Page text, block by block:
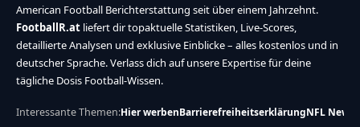
American Football Berichterstattung seit über einem Jahrzehnt.
FootballR.at liefert dir topaktuelle Statistiken, Live-Scores,
detaillierte Analysen und exklusive Einblicke – alles kostenlos und in
deutscher Sprache. Verlass dich auf unsere Expertise für deine
tägliche Dosis Football-Wissen.
Interessante Themen:Hier werbenBarrierefreiheitserklärungNFL News